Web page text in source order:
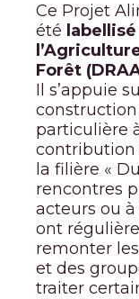
Ce Projet
été
Forêt
Il s’appuie
particulière
contribution
la filière «
rencontres
acteurs ou
ont
remonter
et des
traiter